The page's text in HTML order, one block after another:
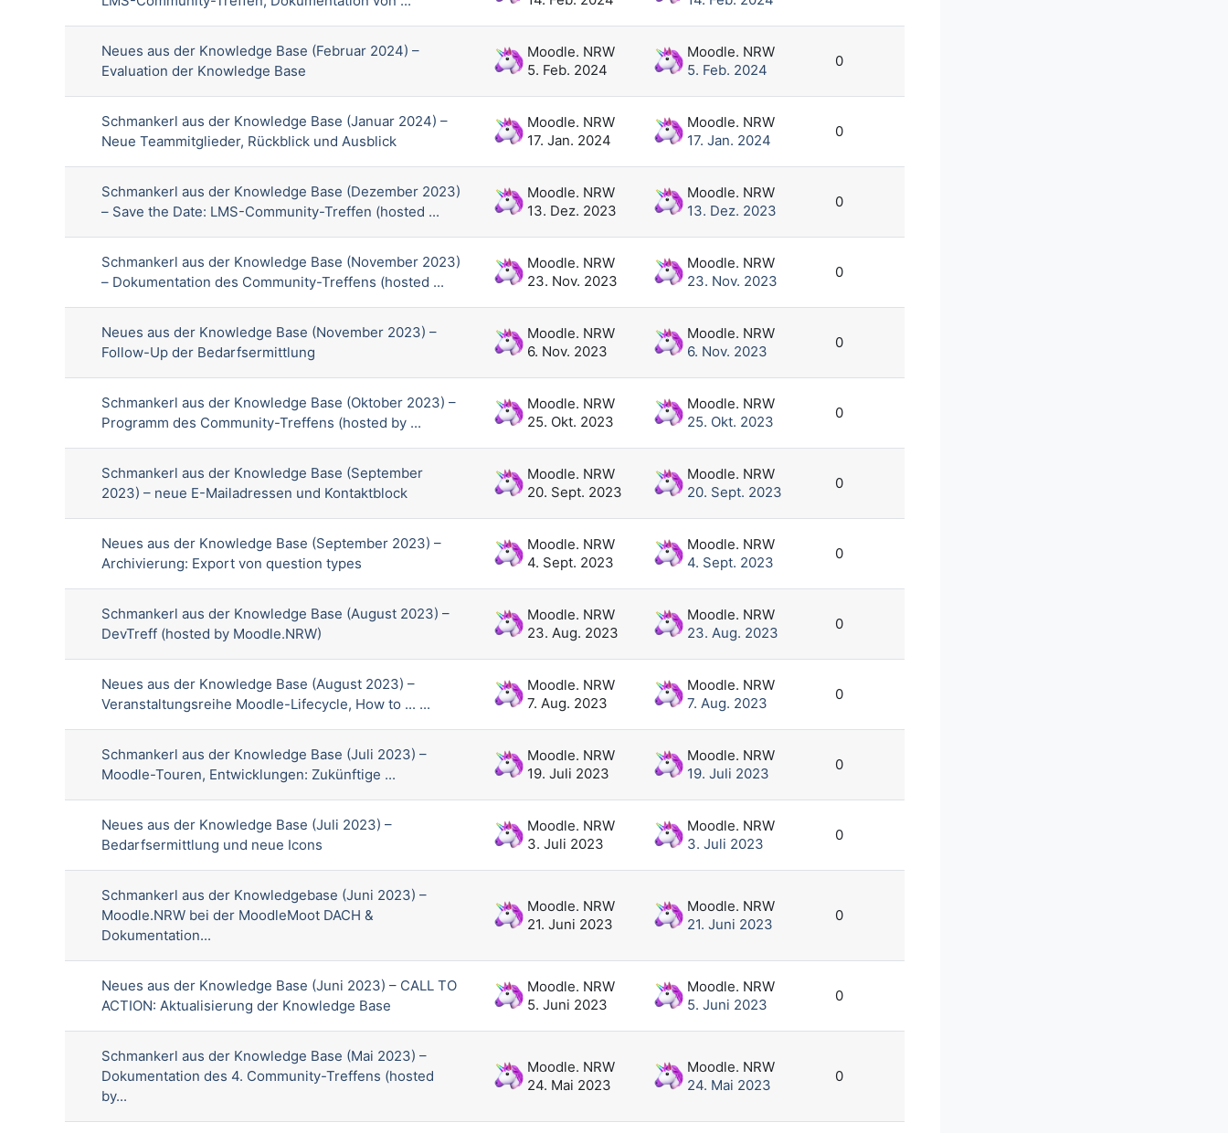
Neues aus der Knowledge Base (Februar 2024) –
Evaluation der Knowledge Base
Moodle. NRW
5. Feb. 2024
Moodle. NRW
5. Feb. 2024
0
Schmankerl aus der Knowledge Base (Januar 2024) –
Neue Teammitglieder, Rückblick und Ausblick
Moodle. NRW
17. Jan. 2024
Moodle. NRW
17. Jan. 2024
0
Schmankerl aus der Knowledge Base (Dezember 2023)
– Save the Date: LMS-Community-Treffen (hosted ...
Moodle. NRW
13. Dez. 2023
Moodle. NRW
13. Dez. 2023
0
Schmankerl aus der Knowledge Base (November 2023)
– Dokumentation des Community-Treffens (hosted ...
Moodle. NRW
23. Nov. 2023
Moodle. NRW
23. Nov. 2023
0
Neues aus der Knowledge Base (November 2023) –
Follow-Up der Bedarfsermittlung
Moodle. NRW
6. Nov. 2023
Moodle. NRW
6. Nov. 2023
0
Schmankerl aus der Knowledge Base (Oktober 2023) –
Programm des Community-Treffens (hosted by ...
Moodle. NRW
25. Okt. 2023
Moodle. NRW
25. Okt. 2023
0
Schmankerl aus der Knowledge Base (September
2023) – neue E-Mailadressen und Kontaktblock
Moodle. NRW
20. Sept. 2023
Moodle. NRW
20. Sept. 2023
0
Neues aus der Knowledge Base (September 2023) –
Archivierung: Export von question types
Moodle. NRW
4. Sept. 2023
Moodle. NRW
4. Sept. 2023
0
Schmankerl aus der Knowledge Base (August 2023) –
DevTreff (hosted by Moodle.NRW)
Moodle. NRW
23. Aug. 2023
Moodle. NRW
23. Aug. 2023
0
Neues aus der Knowledge Base (August 2023) –
Veranstaltungsreihe Moodle-Lifecycle, How to ... ...
Moodle. NRW
7. Aug. 2023
Moodle. NRW
7. Aug. 2023
0
Schmankerl aus der Knowledge Base (Juli 2023) –
Moodle-Touren, Entwicklungen: Zukünftige ...
Moodle. NRW
19. Juli 2023
Moodle. NRW
19. Juli 2023
0
Neues aus der Knowledge Base (Juli 2023) –
Bedarfsermittlung und neue Icons
Moodle. NRW
3. Juli 2023
Moodle. NRW
3. Juli 2023
0
Schmankerl aus der Knowledgebase (Juni 2023) –
Moodle.NRW bei der MoodleMoot DACH &
Dokumentation...
Moodle. NRW
21. Juni 2023
Moodle. NRW
21. Juni 2023
0
Neues aus der Knowledge Base (Juni 2023) – CALL TO
ACTION: Aktualisierung der Knowledge Base
Moodle. NRW
5. Juni 2023
Moodle. NRW
5. Juni 2023
0
Schmankerl aus der Knowledge Base (Mai 2023) –
Dokumentation des 4. Community-Treffens (hosted
by...
Moodle. NRW
24. Mai 2023
Moodle. NRW
24. Mai 2023
0